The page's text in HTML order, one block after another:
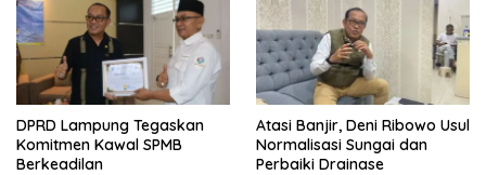
DPRD Lampung Tegaskan
Komitmen Kawal SPMB
Berkeadilan
Atasi Banjir, Deni Ribowo Usul
Normalisasi Sungai dan
Perbaiki Drainase